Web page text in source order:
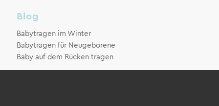
Blog
Babytragen im Winter
Babytragen für Neugeborene
Baby auf dem Rücken tragen